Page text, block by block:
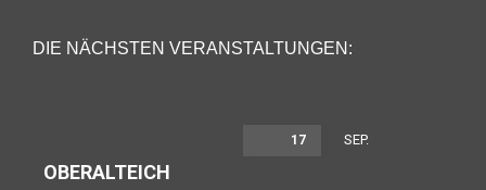
DIE NÄCHSTEN VERANSTALTUNGEN:
17 SEP.
OBERALTEICH